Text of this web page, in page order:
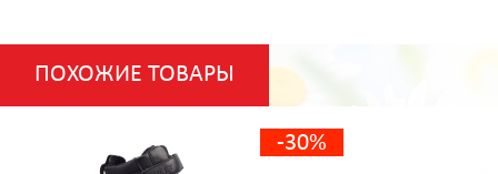
ПОХОЖИЕ ТОВАРЫ
-30%